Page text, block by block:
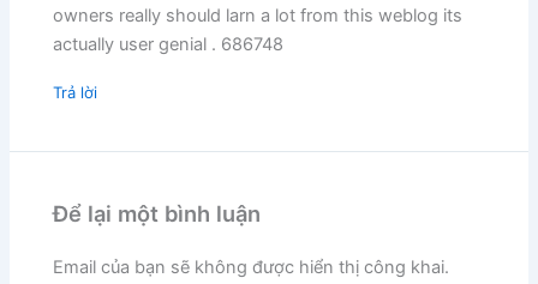
owners really should larn a lot from this weblog its
actually user genial . 686748
Trả lời
Để lại một bình luận
Email của bạn sẽ không được hiển thị công khai.